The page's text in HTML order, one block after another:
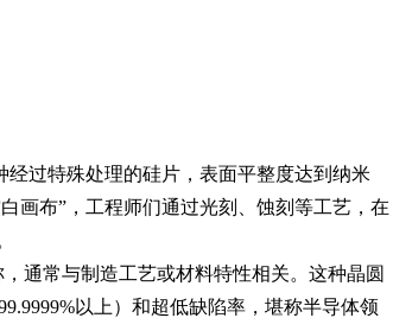
过特殊处理的硅片，表面平整度达到纳米
画布”，工程师们通过光刻、蚀刻等工艺，在
通常与制造工艺或材料特性相关。这种晶圆
以上）和超低缺陷率，堪称半导体领